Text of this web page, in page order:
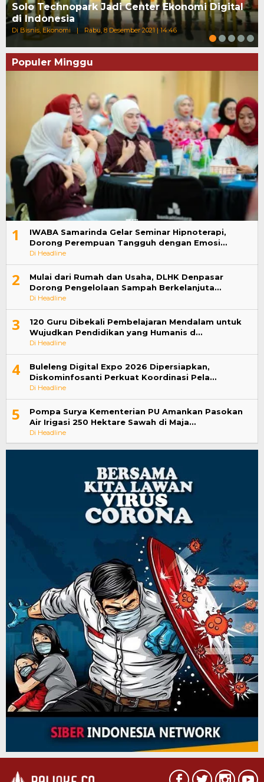
Solo Technopark Jadi Center Ekonomi Digital
di Indonesia
Di Bisnis, Ekonomi | Rabu, 8 Desember 2021 | 14:46
Populer Minggu
1
IWABA Samarinda Gelar Seminar Hipnoterapi,
Dorong Perempuan Tangguh dengan Emosi…
Di Headline
2
Mulai dari Rumah dan Usaha, DLHK Denpasar
Dorong Pengelolaan Sampah Berkelanjuta…
Di Headline
3
120 Guru Dibekali Pembelajaran Mendalam untuk
Wujudkan Pendidikan yang Humanis d…
Di Headline
4
Buleleng Digital Expo 2026 Dipersiapkan,
Diskominfosanti Perkuat Koordinasi Pela…
Di Headline
5
Pompa Surya Kementerian PU Amankan Pasokan
Air Irigasi 250 Hektare Sawah di Maja…
Di Headline